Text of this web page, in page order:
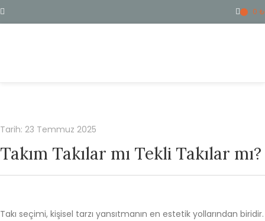
0 ₺
Tarih: 23 Temmuz 2025
Takım Takılar mı Tekli Takılar mı?
Takı seçimi, kişisel tarzı yansıtmanın en estetik yollarından biridir.